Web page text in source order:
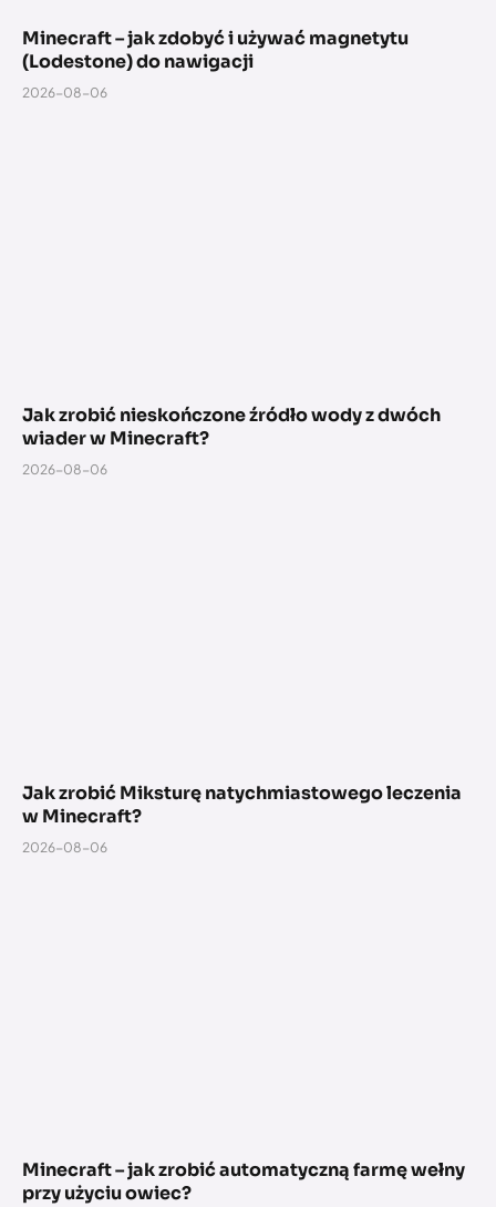
Minecraft – jak zdobyć i używać magnetytu
(Lodestone) do nawigacji
2026-08-06
Jak zrobić nieskończone źródło wody z dwóch
wiader w Minecraft?
2026-08-06
Jak zrobić Miksturę natychmiastowego leczenia
w Minecraft?
2026-08-06
Minecraft – jak zrobić automatyczną farmę wełny
przy użyciu owiec?